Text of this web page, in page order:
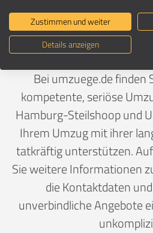
Ein Umzug ist
Deutschland>Hamburg>
Bei umzuege.de finden
kompetente, seriöse
Hamburg-Steilshoop und
Ihrem Umzug mit ihrer
tatkräftig unterstützen.
Sie weitere Informationen
die Kontaktdaten
unverbindliche Angebote
Zustimmen und weiter
Details anzeigen